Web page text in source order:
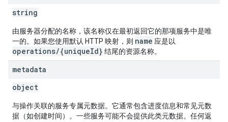
string
由服务器分配的名称，该名称仅在最初返回它的那项服务中是唯
一的。如果您使用默认 HTTP 映射，则 name 应是以
operations/{uniqueId} 结尾的资源名称。
metadata
object
与操作关联的服务专属元数据。它通常包含进度信息和常见元数
据（如创建时间）。一些服务可能不会提供此类元数据。任何返